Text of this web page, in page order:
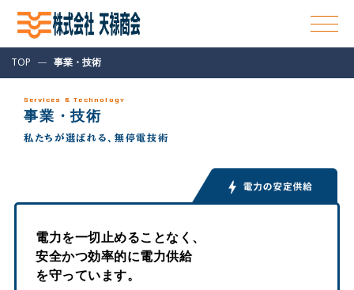
TOP — 事業・技術
Services & Technology
事業・技術
私たちが選ばれる、無停電技術
電力を一切止めることなく、
安全かつ効率的に電力供給
を守っています。